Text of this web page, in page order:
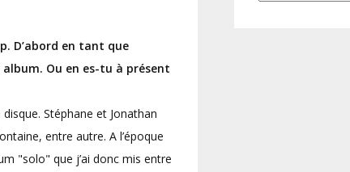
D’abord en tant que
Ou en es-tu à présent
Stéphane et Jonathan
entre autre. A l’époque
"solo" que j’ai donc mis entre